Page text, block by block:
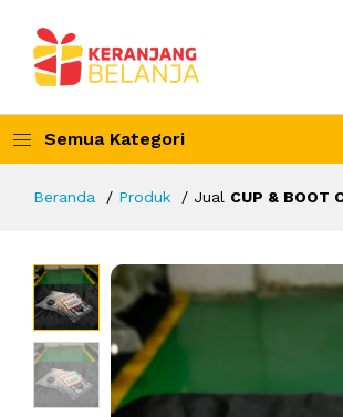
Semua Kategori
Beranda Produk Jual CUP & BOOT